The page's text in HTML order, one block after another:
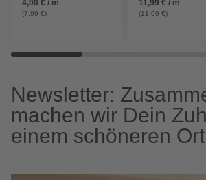
4,00 € / m
(7,99 €)
11,99 € / m
(11,99 €)
Newsletter:
machen wir Dein
einem schöneren